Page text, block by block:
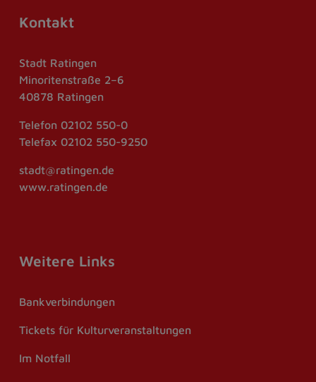
Kontakt
Stadt Ratingen
Minoritenstraße 2–6
40878 Ratingen
Telefon 02102 550-0
Telefax 02102 550-9250
stadt@ratingen.de
www.ratingen.de
Weitere Links
Bankverbindungen
Tickets für Kulturveranstaltungen
Im Notfall